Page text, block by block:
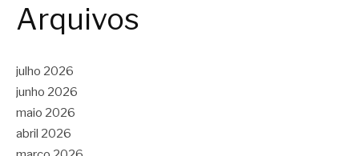
Arquivos
julho 2026
junho 2026
maio 2026
abril 2026